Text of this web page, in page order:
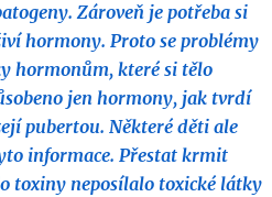
Zároveň je potřeba si
hormony. Proto se problémy
hormonům, které si tělo
jen hormony, jak tvrdí
pubertou. Některé děti ale
informace. Přestat krmit
toxiny neposílalo toxické látky